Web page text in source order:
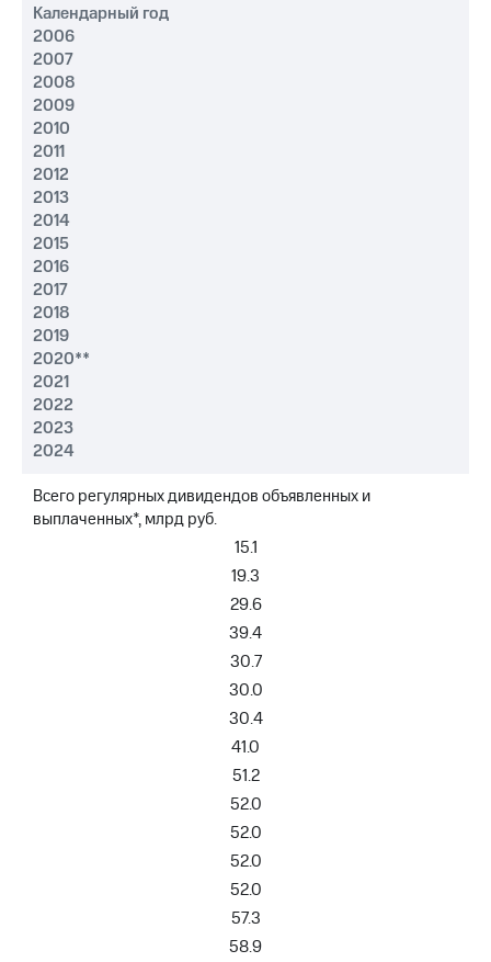
развитие
деловая этика
Календарный год
2006
2007
2008
2009
2010
2011
2012
2013
2014
2015
2016
2017
2018
2019
2020**
2021
2022
2023
2024
Всего регулярных дивидендов объявленных и
выплаченных*, млрд руб.
15.1
19.3
29.6
39.4
30.7
30.0
30.4
41.0
51.2
52.0
52.0
52.0
52.0
57.3
58.9